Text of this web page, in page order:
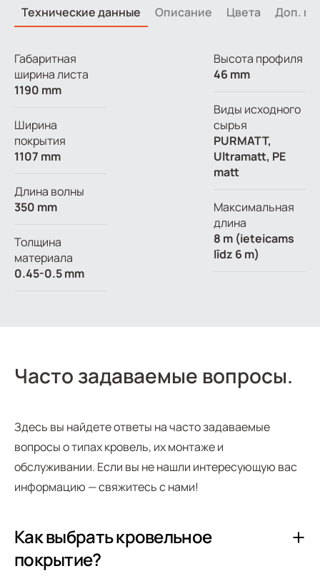
Технические данные Описание Цвета Доп.
Габаритная
ширина листа
1190 mm
Ширина
покрытия
1107 mm
Длина волны
350 mm
Толщина
материала
0.45-0.5 mm
Высота профиля
46 mm
Виды исходного
сырья
PURMATT,
Ultramatt, PE
matt
Максимальная
длина
8 m (ieteicams
līdz 6 m)
Часто задаваемые вопросы.
Здесь вы найдете ответы на часто задаваемые
вопросы о типах кровель, их монтаже и
обслуживании. Если вы не нашли интересующую вас
информацию — свяжитесь с нами!
Как выбрать кровельное
покрытие?